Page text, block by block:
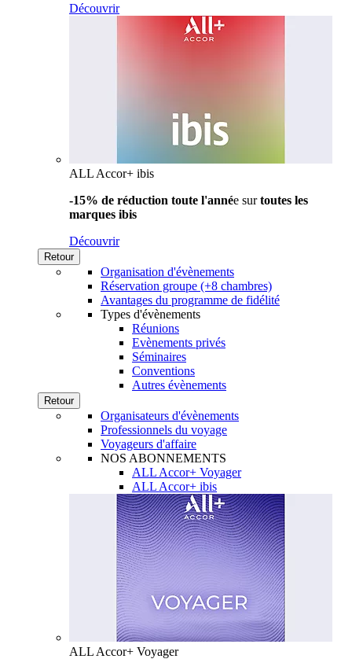
Découvrir
ALL Accor+ ibis
-15% de réduction toute l'année surtoutes les
marques ibis
Découvrir
Retour
Organisation d'évènements
Réservation groupe (+8 chambres)
Avantages du programme de fidélité
Types d'évènements
Réunions
Evènements privés
Séminaires
Conventions
Autres évènements
Retour
Organisateurs d'évènements
Professionnels du voyage
Voyageurs d'affaire
NOS ABONNEMENTS
ALL Accor+ Voyager
ALL Accor+ ibis
ALL Accor+ Voyager